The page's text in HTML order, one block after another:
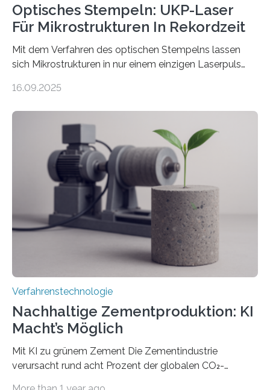
Optisches Stempeln: UKP-Laser
Für Mikrostrukturen In Rekordzeit
Mit dem Verfahren des optischen Stempelns lassen
sich Mikrostrukturen in nur einem einzigen Laserpuls
zeitaufwändiges Abscannen der Fläche. Am Fraunhofer
RWTH Aachen den Strahl eines Ultrakurzpulslasers
mithilfe eines Spatial Light Modulators (SLM) exakt in
das gewünschte Muster und bringen es direkt auf die
Werkstückoberfläche. Das beschleunigt die
Bearbeitung deutlich und eröffnet neue Möglichkeiten
für Branchen wie die stahl- und metallverarbeitende
Industrie oder die Glasverarbeitung. Erste Tests…
16.09.2025
Verfahrenstechnologie
Nachhaltige Zementproduktion: KI
Macht’s Möglich
Mit KI zu grünem Zement Die Zementindustrie
verursacht rund acht Prozent der globalen CO₂-